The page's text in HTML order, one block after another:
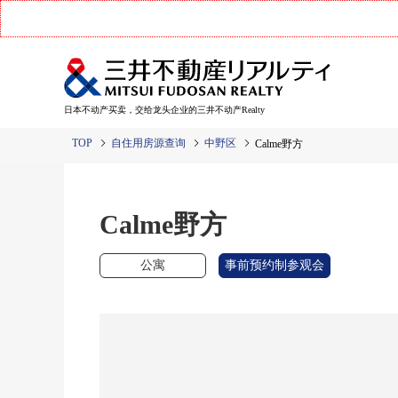
日本不动产买卖，交给龙头企业的三井不动产Realty
TOP 自住用房源查询 中野区 Calme野方
Calme野方
公寓 事前预约制参观会